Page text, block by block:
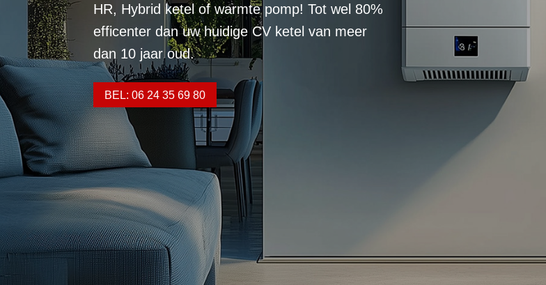
HR, Hybrid ketel of warmte pomp! Tot wel 80%
efficenter dan uw huidige CV ketel van meer
dan 10 jaar oud.
BEL: 06 24 35 69 80